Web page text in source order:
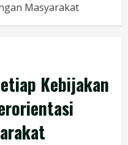
Masyarakat
Kebijakan